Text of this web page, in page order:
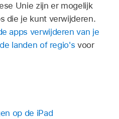
Unie zijn er mogelijk
die je kunt verwijderen.
apps verwijderen van je
landen of regio's voor
op de iPad